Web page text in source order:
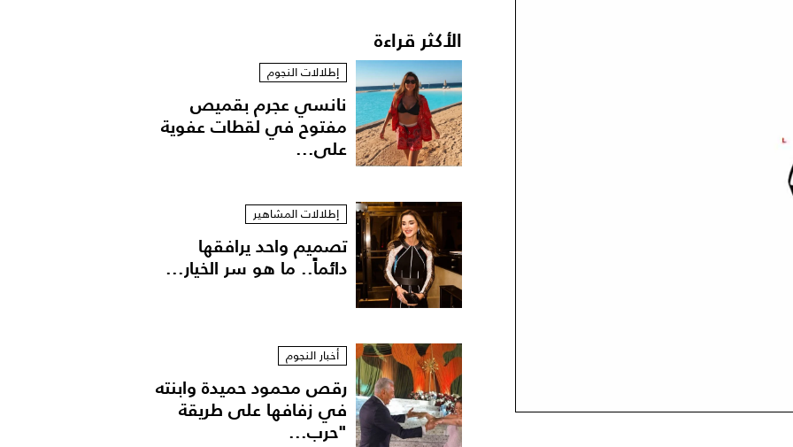
الأكثر قراءة
إطلالات النجوم
نانسي عجرم بقميص
مفتوح في لقطات عفوية
على...
إطلالات المشاهير
تصميم واحد يرافقها
دائماً.. ما هو سر الخيار...
أخبار النجوم
رقص محمود حميدة وابنته
في زفافها على طريقة
"حرب...